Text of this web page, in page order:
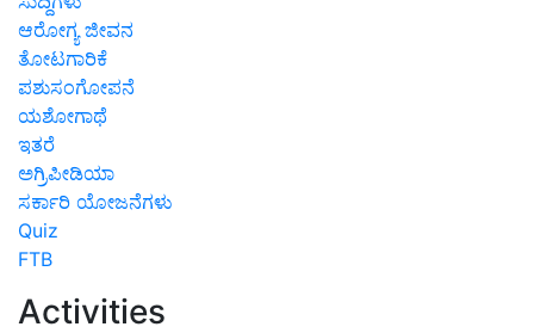
ಆರೋಗ್ಯ ಜೀವನ
ತೋಟಗಾರಿಕೆ
ಪಶುಸಂಗೋಪನೆ
ಯಶೋಗಾಥೆ
ಇತರೆ
ಅಗ್ರಿಪೀಡಿಯಾ
ಸರ್ಕಾರಿ ಯೋಜನೆಗಳು
Quiz
FTB
Activities